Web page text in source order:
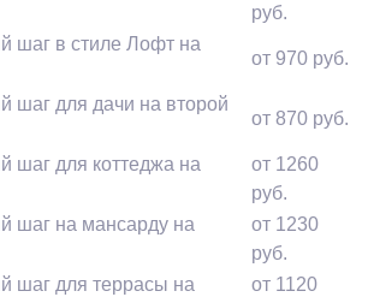
руб.
шаг в стиле Лофт на
от 970 руб.
шаг для дачи на второй
от 870 руб.
шаг для коттеджа на
от 1260
руб.
шаг на мансарду на
от 1230
руб.
шаг для террасы на
от 1120